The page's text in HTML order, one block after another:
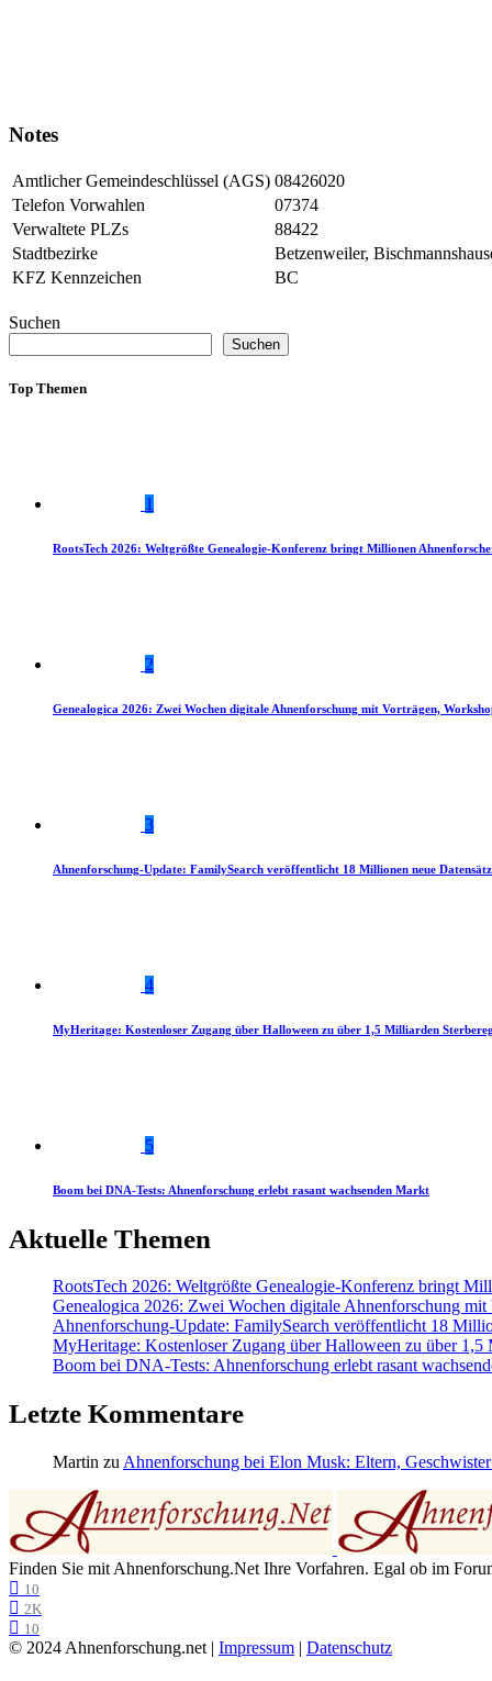
Notes
Amtlicher Gemeindeschlüssel (AGS) 08426020
Telefon Vorwahlen
07374
Verwaltete PLZs
88422
Stadtbezirke
Betzenweiler,
KFZ Kennzeichen
BC
Suchen
Suchen
Top Themen
1
RootsTech 2026: Weltgrößte Genealogie-Konferenz bringt Millionen
2
Genealogica 2026: Zwei Wochen digitale Ahnenforschung mit Vorträgen,
3
Ahnenforschung-Update: FamilySearch veröffentlicht 18 Millionen neue
4
MyHeritage: Kostenloser Zugang über Halloween zu über 1,5 Milliarden
5
Boom bei DNA-Tests: Ahnenforschung erlebt rasant wachsenden Markt
Aktuelle Themen
RootsTech 2026: Weltgrößte Genealogie-Konferenz bringt
Genealogica 2026: Zwei Wochen digitale Ahnenforschung
Ahnenforschung-Update: FamilySearch veröffentlicht 18
MyHeritage: Kostenloser Zugang über Halloween zu über 1,5
Boom bei DNA-Tests: Ahnenforschung erlebt rasant
Letzte Kommentare
Martin zu Ahnenforschung bei Elon Musk: Eltern,
Finden Sie mit Ahnenforschung.Net Ihre Vorfahren. Egal ob im
10
2K
10
© 2024 Ahnenforschung.net | Impressum | Datenschutz